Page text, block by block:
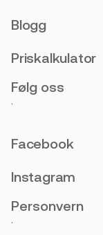
Blogg
Priskalkulator
Følg oss
.
Facebook
Instagram
Personvern
.